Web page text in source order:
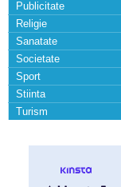
Publicitate
Religie
Sanatate
Societate
Sport
Stiinta
Turism